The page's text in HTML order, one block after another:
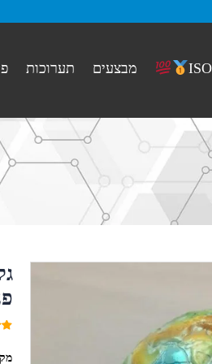
מבצעים תערוכות